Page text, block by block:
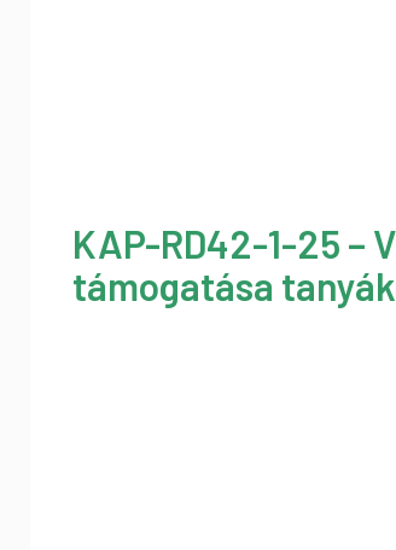
KAP-RD42-1-25
támogatása